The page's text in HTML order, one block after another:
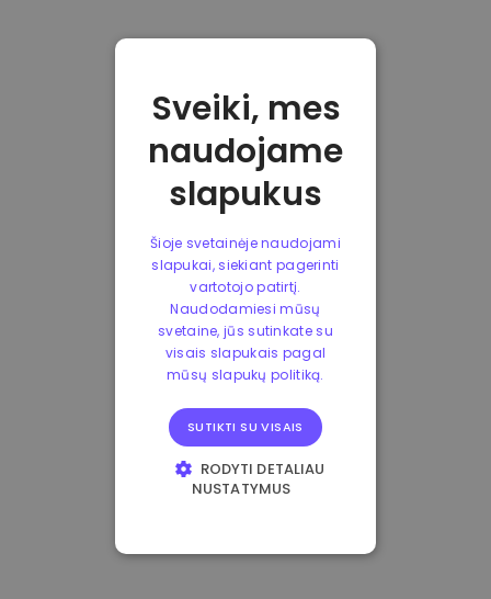
Sveiki, mes
naudojame
slapukus
Šioje svetainėje naudojami
slapukai, siekiant pagerinti
vartotojo patirtį.
Naudodamiesi mūsų
svetaine, jūs sutinkate su
visais slapukais pagal
mūsų slapukų politiką.
SUTIKTI SU VISAIS
RODYTI DETALIAU
NUSTATYMUS